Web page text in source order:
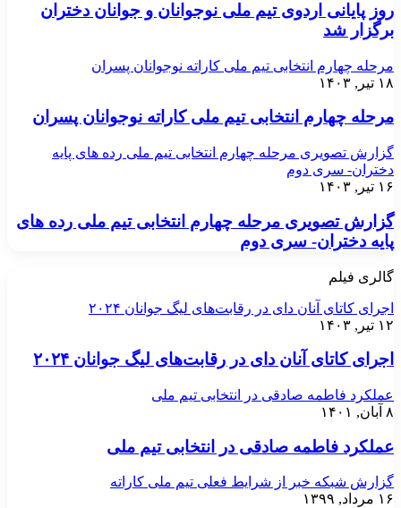
روز پایانی اردوی تیم ملی نوجوانان و جوانان دختران
برگزار شد
مرحله چهارم انتخابی تیم ملی کاراته نوجوانان پسران
۱۸ تیر, ۱۴۰۳
مرحله چهارم انتخابی تیم ملی کاراته نوجوانان پسران
گزارش تصویری مرحله چهارم انتخابی تیم ملی رده های پایه
دختران- سری دوم
۱۶ تیر, ۱۴۰۳
گزارش تصویری مرحله چهارم انتخابی تیم ملی رده های
پایه دختران- سری دوم
گالری فیلم
اجرای کاتای آنان دای در رقابت‌های لیگ جوانان ۲۰۲۴
۱۲ تیر, ۱۴۰۳
اجرای کاتای آنان دای در رقابت‌های لیگ جوانان ۲۰۲۴
عملکرد فاطمه صادقی در انتخابی تیم ملی
۸ آبان, ۱۴۰۱
عملکرد فاطمه صادقی در انتخابی تیم ملی
گزارش شبکه خبر از شرایط فعلی تیم ملی کاراته
۱۶ مرداد, ۱۳۹۹